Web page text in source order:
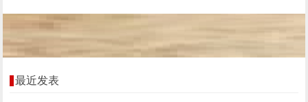
最近发表